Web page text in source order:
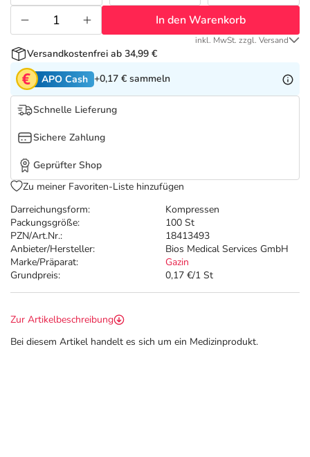
Vitamine & Mineralstoffe
Darreichungsform:
Kompressen
Packungsgröße:
100 St
PZN/Art.Nr.:
18413493
Anbieter/Hersteller:
Bios Medical Services GmbH
Marke/Präparat:
Gazin
Grundpreis:
0,17 €/1 St
In den Warenkorb
inkl. MwSt. zzgl. Versand
Versandkostenfrei ab 34,99 €
APO Cash +0,17 € sammeln
Schnelle Lieferung
Sichere Zahlung
Geprüfter Shop
Zu meiner Favoriten-Liste hinzufügen
Zur Artikelbeschreibung
Bei diesem Artikel handelt es sich um ein Medizinprodukt.